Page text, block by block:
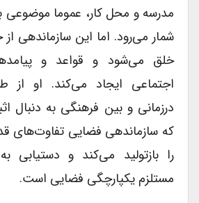
مدرسه و محل کار، عموما موضوعی
شمار می‌رود. اما این سازماندهی از
خلق می‌شود و قواعد و
اجتماعی ایجاد می‌کند. او از
درزمانی و بین فرهنگی به دنبال
که سازماندهی فضایی تفاوت‌های
را بازتولید می‌کند و دستیابی
مستلزم یکپارچگی فضایی است.